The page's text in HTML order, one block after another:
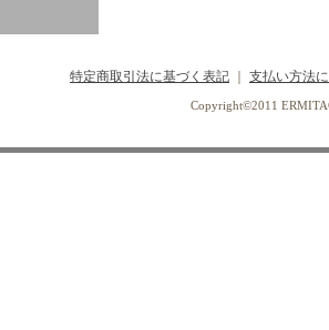
特定商取引法に基づく表記 支払い方法
Copyright©2011